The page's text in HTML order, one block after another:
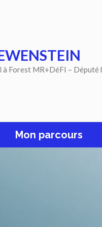
à Forest MR+DéFI –
Mon parcours